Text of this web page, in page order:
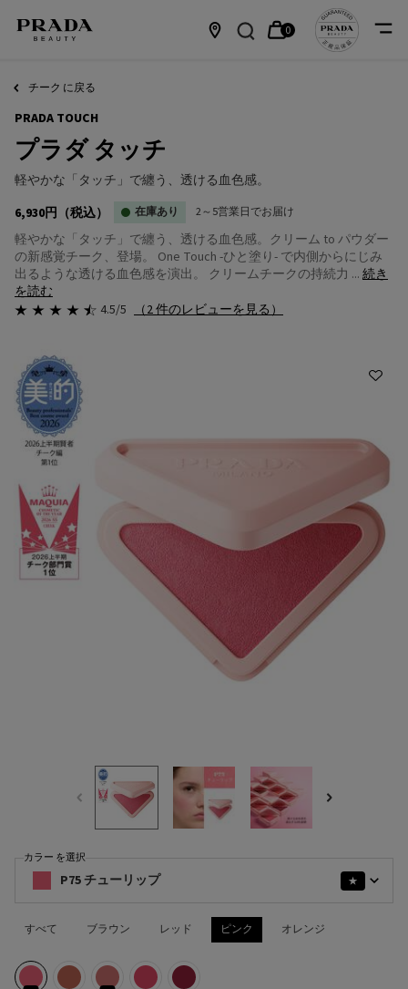
0
0 カート内の製品
チーク に戻る
PRADA TOUCH
プラダ タッチ
軽やかな「タッチ」で纏う、透ける血色感。
6,930円 （税込） 在庫あり 2～5営業日でお届け
軽やかな「タッチ」で纏う、透ける血色感。クリーム to パウダー
の新感覚チーク、登場。 One Touch -ひと塗り- で内側からにじみ
出るような透ける血色感を演出。 クリームチークの持続力 ... 続き
を読む
4.5/5 （2 件のレビューを見る）
プラダ タッチ の カラー を選択してください
P75 チューリップ ★
カラー を選択
すべて ブラウン レッド ピンク オレンジ
選択済み
P75 チューリップ, 1/5
選択済み
P71 ボウ, 2/5選択済み
P72 ピンクダリア, 3/5
選択済み
P76 リリー, 4/5
選択済み
P79 モーヴ, 5/5